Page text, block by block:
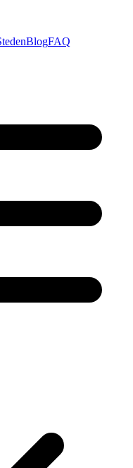
BlogFAQ